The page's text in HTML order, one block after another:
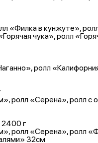
«Филка в кунжуте»,
чука», ролл
ролл
ролл «Серена», ролл с
2400 г
ролл «Серена», ролл
32см